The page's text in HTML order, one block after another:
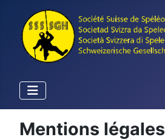
Mentions légales